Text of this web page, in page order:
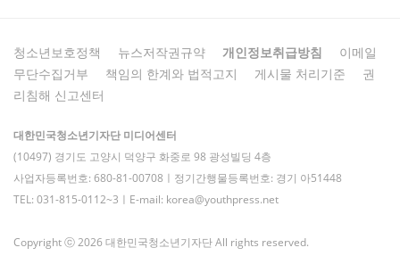
청소년보호정책 뉴스저작권규약 개인정보취급방침
이메일
무단수집거부
책임의 한계와 법적고지 게시물 처리기준
권
리침해 신고센터
대한민국청소년기자단 미디어센터
(10497) 경기도 고양시 덕양구 화중로 98 광성빌딩 4층
사업자등록번호: 680-81-00708ㅣ정기간행물등록번호: 경기 아51448
TEL: 031-815-0112~3ㅣE-mail: korea@youthpress.net
Copyright ⓒ 2026 대한민국청소년기자단 All rights reserved.